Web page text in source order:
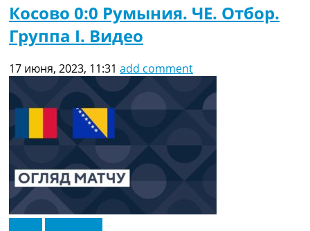
Косово 0:0 Румыния. ЧЕ. Отбор.
Группа I. Видео
17 июня, 2023, 11:31 add comment